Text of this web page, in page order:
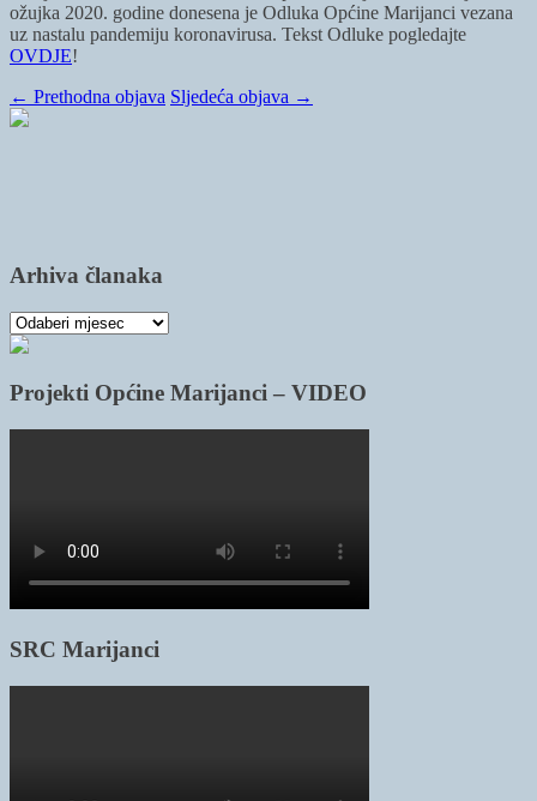
ožujka 2020. godine donesena je Odluka Općine Marijanci vezana
uz nastalu pandemiju koronavirusa. Tekst Odluke pogledajte
OVDJE!
← Prethodna objava Sljedeća objava →
Arhiva članaka
Arhiva
članaka
Projekti Općine Marijanci – VIDEO
SRC Marijanci